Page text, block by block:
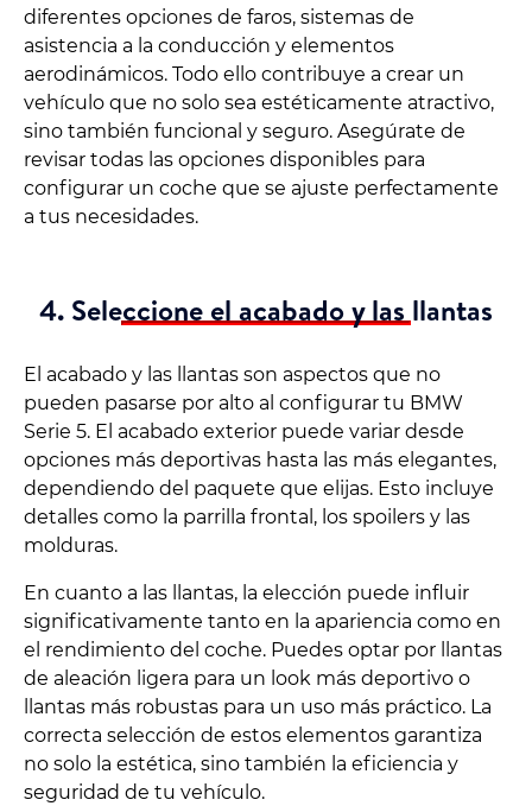
diferentes opciones de faros, sistemas de
asistencia a la conducción y elementos
aerodinámicos. Todo ello contribuye a crear un
vehículo que no solo sea estéticamente atractivo,
sino también funcional y seguro. Asegúrate de
revisar todas las opciones disponibles para
configurar un coche que se ajuste perfectamente
a tus necesidades.
4. Seleccione el acabado y las llantas
El acabado y las llantas son aspectos que no
pueden pasarse por alto al configurar tu BMW
Serie 5. El acabado exterior puede variar desde
opciones más deportivas hasta las más elegantes,
dependiendo del paquete que elijas. Esto incluye
detalles como la parrilla frontal, los spoilers y las
molduras.
En cuanto a las llantas, la elección puede influir
significativamente tanto en la apariencia como en
el rendimiento del coche. Puedes optar por llantas
de aleación ligera para un look más deportivo o
llantas más robustas para un uso más práctico. La
correcta selección de estos elementos garantiza
no solo la estética, sino también la eficiencia y
seguridad de tu vehículo.